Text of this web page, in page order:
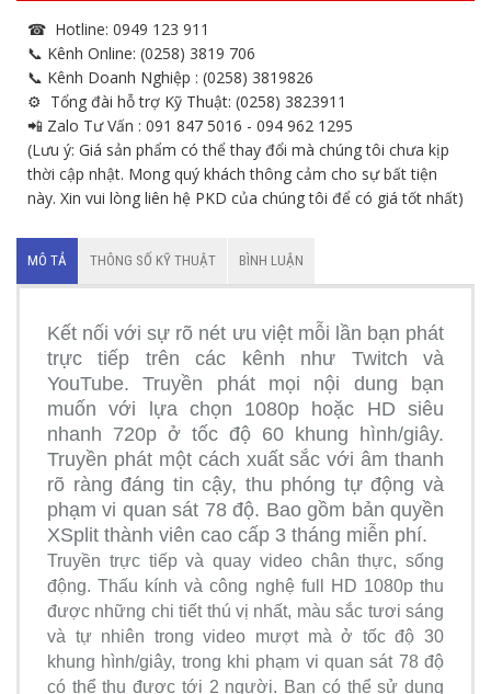
☎ Hotline: 0949 123 911
📞 Kênh Online: (0258) 3819 706
📞 Kênh Doanh Nghiệp : (0258) 3819826
⚙ Tổng đài hỗ trợ Kỹ Thuật: (0258) 3823911
📲 Zalo Tư Vấn : 091 847 5016 - 094 962 1295
(Lưu ý: Giá sản phẩm có thể thay đổi mà chúng tôi chưa kịp
thời cập nhật. Mong quý khách thông cảm cho sự bất tiện
này. Xin vui lòng liên hệ PKD của chúng tôi để có giá tốt nhất)
MÔ TẢ THÔNG SỐ KỸ THUẬT BÌNH LUẬN
Kết nối với sự rõ nét ưu việt mỗi lần bạn phát
trực tiếp trên các kênh như Twitch và
YouTube. Truyền phát mọi nội dung bạn
muốn với lựa chọn 1080p hoặc HD siêu
nhanh 720p ở tốc độ 60 khung hình/giây.
Truyền phát một cách xuất sắc với âm thanh
rõ ràng đáng tin cậy, thu phóng tự động và
phạm vi quan sát 78 độ. Bao gồm bản quyền
XSplit thành viên cao cấp 3 tháng miễn phí.
Truyền trực tiếp và quay video chân thực, sống
động. Thấu kính và công nghệ full HD 1080p thu
được những chi tiết thú vị nhất, màu sắc tươi sáng
và tự nhiên trong video mượt mà ở tốc độ 30
khung hình/giây, trong khi phạm vi quan sát 78 độ
có thể thu được tới 2 người. Bạn có thể sử dụng